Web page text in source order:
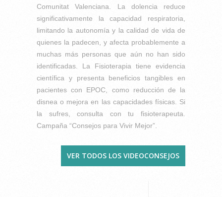
Comunitat Valenciana. La dolencia reduce
significativamente la capacidad respiratoria,
limitando la autonomía y la calidad de vida de
quienes la padecen, y afecta probablemente a
muchas más personas que aún no han sido
identificadas. La Fisioterapia tiene evidencia
científica y presenta beneficios tangibles en
pacientes con EPOC, como reducción de la
disnea o mejora en las capacidades físicas. Si
la sufres, consulta con tu fisioterapeuta.
Campaña “Consejos para Vivir Mejor”.
VER TODOS LOS VIDEOCONSEJOS